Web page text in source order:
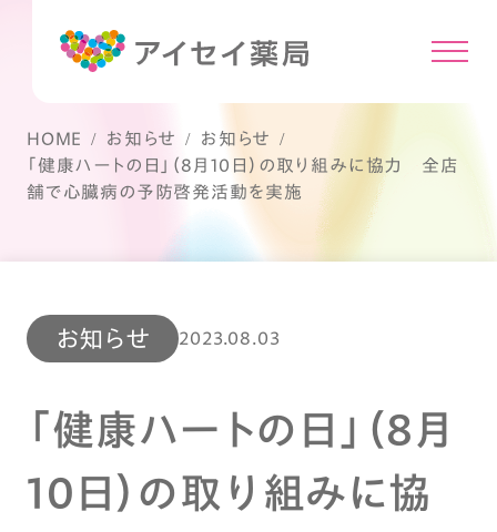
HOME お知らせ
お知らせ
「健康ハートの日」（8月10日）の取り組みに協力 全店
舗で心臓病の予防啓発活動を実施
お知らせ 2023.08.03
「健康ハートの日」（8月
10日）の取り組みに協